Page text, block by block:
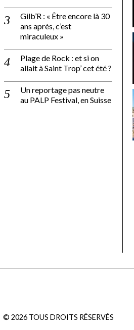
Gilb’R : « Être encore là 30
ans après, c’est
miraculeux »
Plage de Rock : et si on
allait à Saint Trop’ cet été ?
Un reportage pas neutre
au PALP Festival, en Suisse
© 2026TOUS DROITS RÉSERVÉS